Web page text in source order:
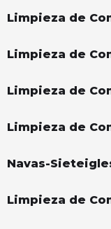
Limpieza de
Limpieza de
Limpieza de
Limpieza de
Navas-
Limpieza de